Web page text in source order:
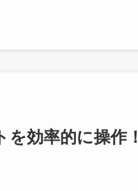
効率的に操作！